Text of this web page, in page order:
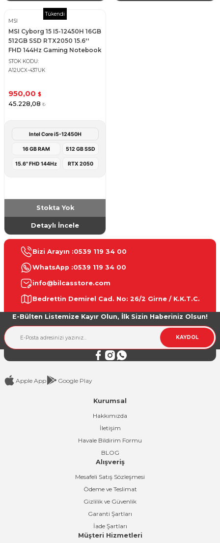
Tükendi
MSI
MSI Cyborg 15 I5-12450H 16GB
512GB SSD RTX2050 15.6''
FHD 144Hz Gaming Notebook
STOK KODU
A12UCX-437UK
950,00 $
45.228,08 ₺
Intel Core i5-12450H
16 GB RAM 512 GB SSD
15.6" FHD 144Hz RTX 2050
Stokta Yok
Detaylı İncele
Bizi Arayın :0539 119 34 00
WhatsApp :0539 119 34 00
info@bilcasstore.com
Bedrettin Demirel Cad. No: 26/2 Girne / K.K.T.C.
E-Bülten Listemize Kayır Olun, İlk Sizin Haberiniz Olsun!
KAYDOL
Apple App Google Play
Kurumsal
Hakkımızda
İletişim
Havale Bildirim Formu
BLOG
Alışveriş
Mesafeli Satış Sözleşmesi
Ödeme ve Teslimat
Gizlilik ve Güvenlik
Garanti Şartları
İade Şartları
Müşteri Hizmetleri